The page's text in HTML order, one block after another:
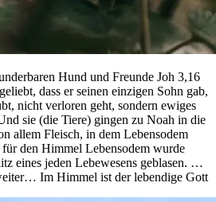
Hund und Freunde Joh 3,16
dass er seinen einzigen Sohn gab,
nicht verloren geht, sondern ewiges
sie (die Tiere) gingen zu Noah in die
allem Fleisch, in dem Lebensodem
den Himmel Lebensodem wurde
eines jeden Lebewesens geblasen. …
Im Himmel ist der lebendige Gott